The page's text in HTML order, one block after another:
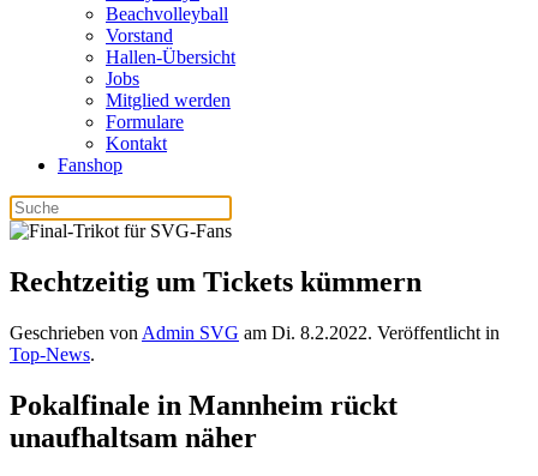
Beachvolleyball
Vorstand
Hallen-Übersicht
Jobs
Mitglied werden
Formulare
Kontakt
Fanshop
Rechtzeitig um Tickets kümmern
Geschrieben von Admin SVG am Di. 8.2.2022. Veröffentlicht in
Top-News.
Pokalfinale in Mannheim rückt
unaufhaltsam näher